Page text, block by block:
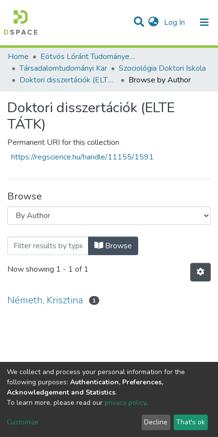
Log In (current)
Communities & Collections
All of DSpace
Home
Eötvös Lóránt Tudományegyetem
Társadalomtudományi Kar
Szociológia Doktori Iskola
Doktori disszertációk (ELTE TÁTK)
Browse by Author
Doktori disszertációk (ELTE
TÁTK)
Permanent URI for this collection
https://regscience.hu/handle/11155/1591
Browse
Browsing Doktori disszertációk (ELTE
Browse
Now showing 1 - 1 of 1
Németh, Krisztina 1
Cookie
End User
Agreement
Send
Feedback
We collect and process your personal information for the
following purposes: Authentication, Preferences,
Acknowledgement and Statistics.
To learn more, please read our privacy policy.
Customize Decline That's ok